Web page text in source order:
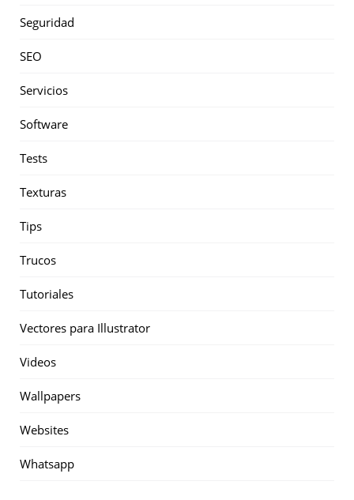
Seguridad
SEO
Servicios
Software
Tests
Texturas
Tips
Trucos
Tutoriales
Vectores para Illustrator
Videos
Wallpapers
Websites
Whatsapp